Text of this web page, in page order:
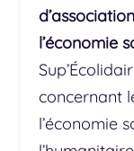
l’économie
concernant
l’économie